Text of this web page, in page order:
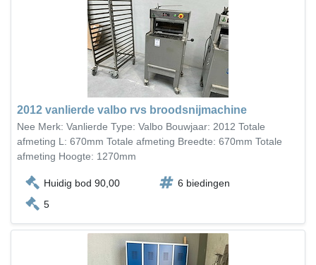
2012 vanlierde valbo rvs broodsnijmachine
Nee Merk: Vanlierde Type: Valbo Bouwjaar: 2012 Totale
afmeting L: 670mm Totale afmeting Breedte: 670mm Totale
afmeting Hoogte: 1270mm
Huidig bod 90,00
6 biedingen
5